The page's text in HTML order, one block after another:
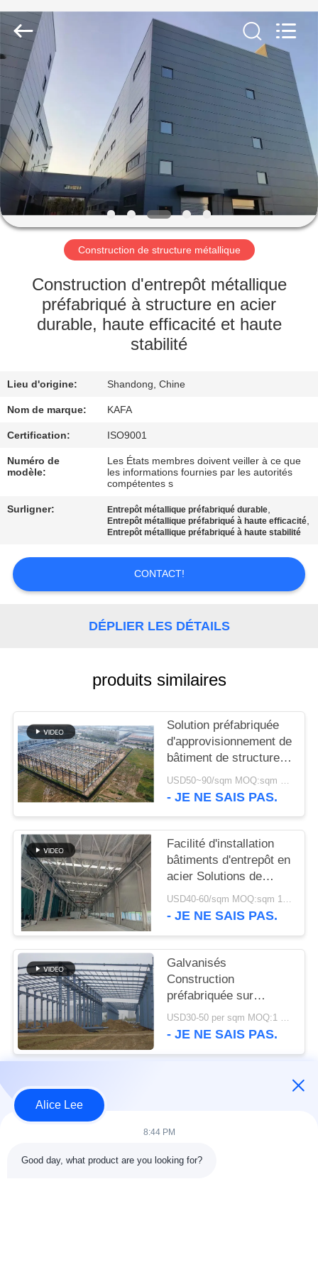
ACCUEIL
PRODUITS
VIDÉOS
SPECTACLE
DE
RÉALITÉ
VIRTUELLE
NOUS
VISITE
DE
CONTRÔLE
QUALITÉ
NOUS
CONTACTER
CAS
PLAN
DU
SITE
POLITIQUE
DE
CONFIDENTIALITÉ
KaFa
Fabrication
Co.,
Ltd..
All
Rights
Reserved.
Construction de structure métallique
Construction d'entrepôt métallique
préfabriqué à structure en acier
durable, haute efficacité et haute
stabilité
Lieu d'origine: Shandong, Chine
Nom de marque: KAFA
Certification: ISO9001
Numéro de
modèle:
Les États membres doivent veiller à ce que
les informations fournies par les autorités
compétentes s
Surligner: Entrepôt métallique préfabriqué durable,
Entrepôt métallique préfabriqué à haute efficacité,
Entrepôt métallique préfabriqué à haute stabilité
CONTACT!
DÉPLIER LES DÉTAILS
produits similaires
Solution préfabriquée
d'approvisionnement de
bâtiment de structure
métallique pour
l'industrie
USD50~90/sqm MOQ:sqm 1000
- JE NE SAIS PAS.
Facilité d'installation
bâtiments d'entrepôt en
acier Solutions de
stockage
respectueuses de
USD40-60/sqm MOQ:sqm 1000
- JE NE SAIS PAS.
Galvanisés
Construction
préfabriquée sur
mesure cadre en acier USD30-50 per sqm MOQ:1 000 m2
- JE NE SAIS PAS.
Catégories populaires Tous
structure métallique
métallique
Alice Lee
8:44 PM
Good day, what product are you looking for?